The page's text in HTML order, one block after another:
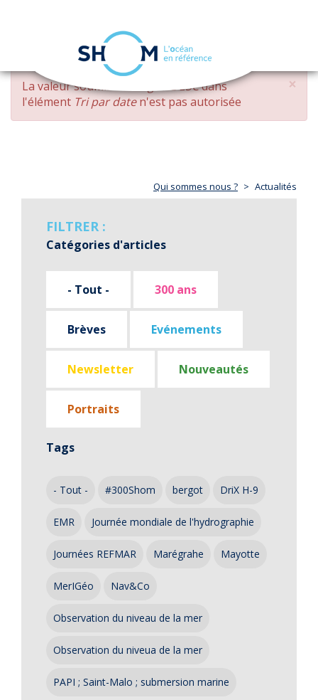
Aller
contenu
principal
navigation
×
MESSAGE
D'ERREUR
La valeur soumise changed DESCdans
l'élément Tri par daten'est pas autorisée
Qui sommes nous ? Actualités
FILTRER :
Catégories d'articles
- Tout - 300 ans
Brèves Evénements
Newsletter Nouveautés
Portraits
Tags
- Tout - #300Shom bergot DriX H-9
EMR Journée mondiale de l'hydrographie
Journées REFMAR Marégrahe Mayotte
MerIGéo Nav&Co
Observation du niveau de la mer
Observation du niveua de la mer
PAPI ; Saint-Malo ; submersion marine